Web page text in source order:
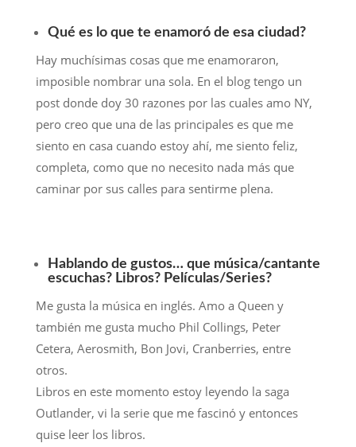
Qué es lo que te enamoró de esa ciudad?
Hay muchísimas cosas que me enamoraron,
imposible nombrar una sola. En el blog tengo un
post donde doy 30 razones por las cuales amo NY,
pero creo que una de las principales es que me
siento en casa cuando estoy ahí, me siento feliz,
completa, como que no necesito nada más que
caminar por sus calles para sentirme plena.
Hablando de gustos… que música/cantante
escuchas? Libros? Películas/Series?
Me gusta la música en inglés. Amo a Queen y
también me gusta mucho Phil Collings, Peter
Cetera, Aerosmith, Bon Jovi, Cranberries, entre
otros.
Libros en este momento estoy leyendo la saga
Outlander, vi la serie que me fascinó y entonces
quise leer los libros.